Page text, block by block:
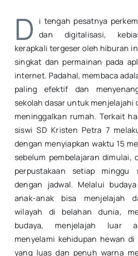
D i tengah pesatnya
dan digitalisasi,
kerapkali tergeser oleh hiburan
singkat dan permainan pada
internet. Padahal, membaca
paling efektif dan
sekolah dasar untuk menjelajahi
meninggalkan rumah. Terkait
siswi SD Kristen Petra 7
dengan menyiapkan waktu 15
sebelum pembelajaran dimulai,
perpustakaan setiap
dengan jadwal. Melalui
anak-anak bisa menjelajah
wilayah di belahan dunia,
budaya, menjelajah luar
menyelami kehidupan hewan
yang luas dan penuh warna